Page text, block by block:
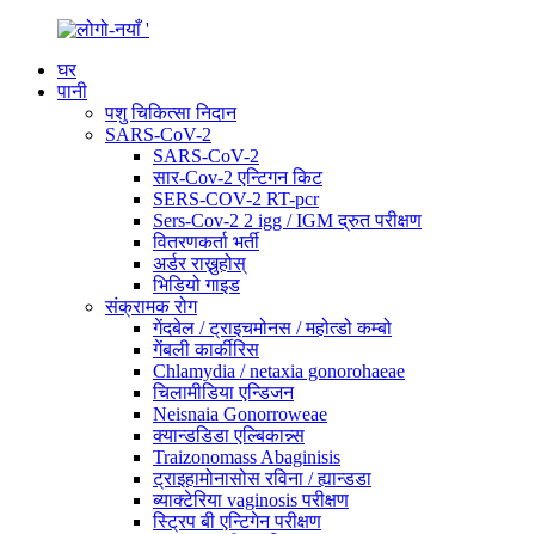
घर
पानी
पशु चिकित्सा निदान
SARS-CoV-2
SARS-CoV-2
सार-Cov-2 एन्टिगन किट
SERS-COV-2 RT-pcr
Sers-Cov-2 2 igg / IGM द्रुत परीक्षण
वितरणकर्ता भर्ती
अर्डर राख्नुहोस्
भिडियो गाइड
संक्रामक रोग
गेंदबेल / ट्राइचमोनस / महोत्डो कम्बो
गेंबली कार्कीरिस
Chlamydia / netaxia gonorohaeae
चिलामीडिया एन्डिजन
Neisnaia Gonorroweae
क्यान्डडिडा एल्बिकान्न्स
Traizonomass Abaginisis
ट्राइहामोनासोस रविना / ह्यान्डडा
ब्याक्टेरिया vaginosis परीक्षण
स्ट्रिप बी एन्टिगेन परीक्षण